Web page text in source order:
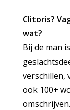
Clitoris?
wat?
Bij de man
verschillen,
ook 100+